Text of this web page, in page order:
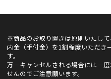
※商品のお取り置きは原則いたして
内金（手付金）を1割程度いただき
す。
万一キャンセルされる場合には一
せんのでご注意願います。